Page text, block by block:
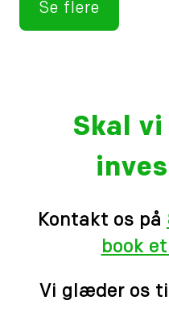
Se flere
Skal
Kontakt os på
book
Vi glæder os